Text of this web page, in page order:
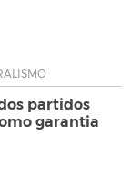
partidos
garantia